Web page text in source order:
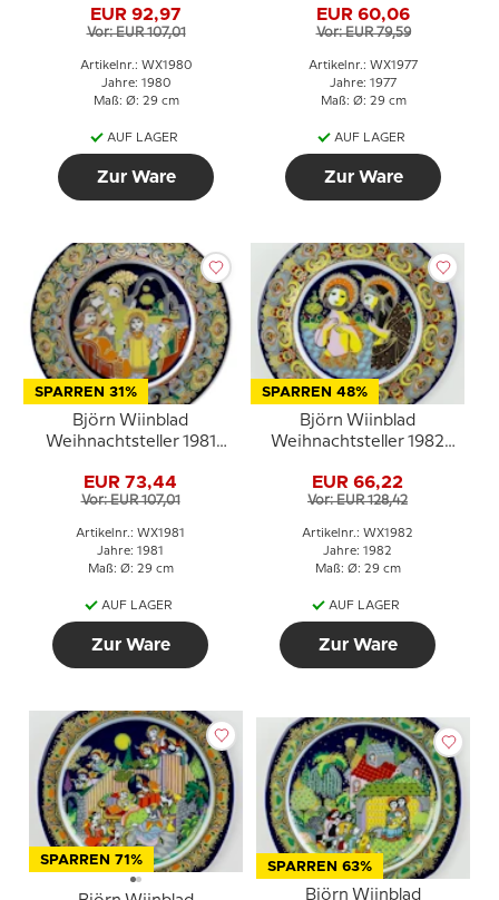
EUR 92,97
Vor: EUR 107,01
Artikelnr.: WX1980
Jahre: 1980
Maß: Ø: 29 cm
AUF LAGER
Zur Ware
neugeborenen König
EUR 60,06
Vor: EUR 79,59
Artikelnr.: WX1977
Jahre: 1977
Maß: Ø: 29 cm
AUF LAGER
Zur Ware
SPARREN 31%
Björn Wiinblad
Weihnachtsteller 1981
EUR 73,44
Vor: EUR 107,01
Artikelnr.: WX1981
Jahre: 1981
Maß: Ø: 29 cm
AUF LAGER
Zur Ware
SPARREN 48%
Björn Wiinblad
Weihnachtsteller 1982
EUR 66,22
Vor: EUR 128,42
Artikelnr.: WX1982
Jahre: 1982
Maß: Ø: 29 cm
AUF LAGER
Zur Ware
SPARREN 71% SPARREN 63%
Björn Wiinblad